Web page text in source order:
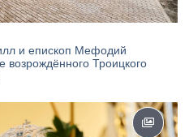
и епископ Мефодий
Троицкого